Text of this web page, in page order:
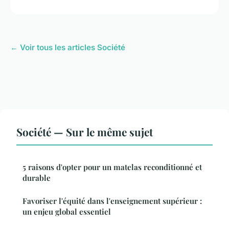
← Voir tous les articles Société
Société — Sur le même sujet
5 raisons d'opter pour un matelas reconditionné et
durable
Favoriser l'équité dans l'enseignement supérieur :
un enjeu global essentiel